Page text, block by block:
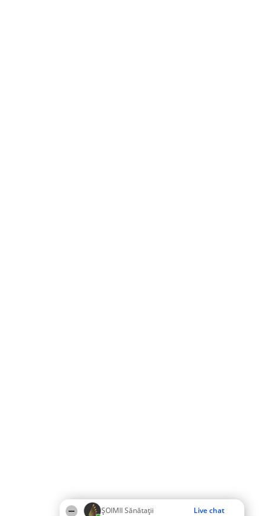
ŞOIMII Sănătații Live chat